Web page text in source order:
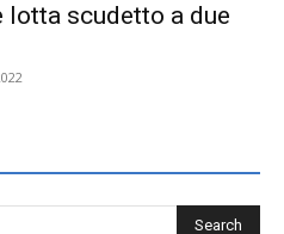
lotta scudetto a due